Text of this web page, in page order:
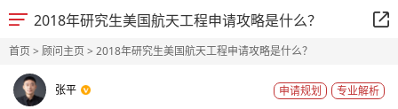
2018年研究生美国航天工程申请攻略是什么？
首页> 顾问主页> 2018年研究生美国航天工程申请攻略是什么？
张平 专业解析
申请规划